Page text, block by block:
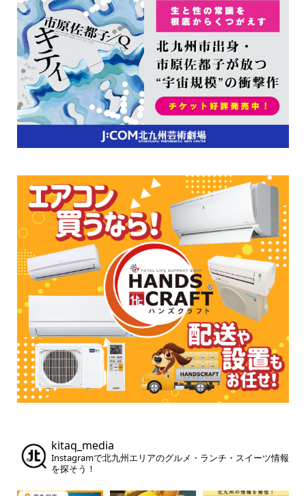
kitaq_media
Instagramで北九州エリアのグルメ・ランチ・スイーツ情報
を探そう！